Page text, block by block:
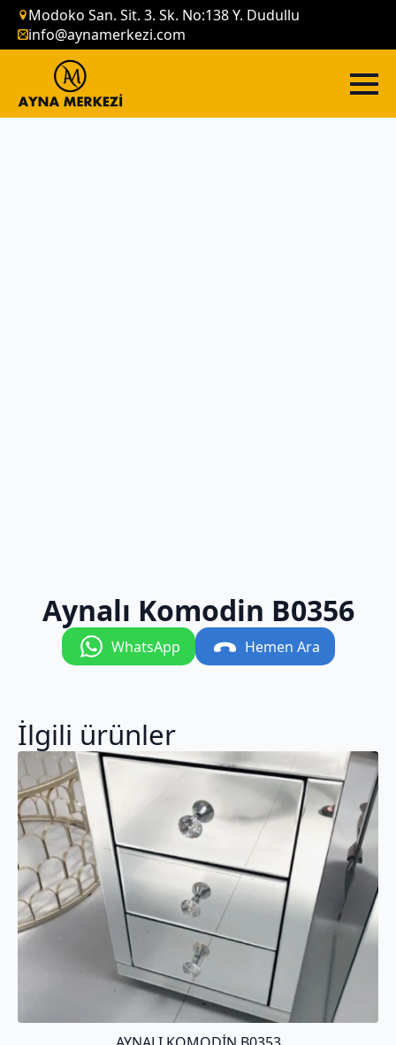
Modoko San. Sit. 3. Sk. No:138 Y. Dudullu
info@aynamerkezi.com
Aynalı Komodin B0356
WhatsApp Hemen Ara
İlgili ürünler